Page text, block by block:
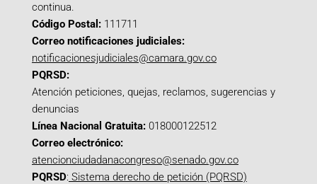
continua.
Código Postal: 111711
Correo notificaciones judiciales:
notificacionesjudiciales@camara.gov.co
PQRSD:
Atención peticiones, quejas, reclamos, sugerencias y
denuncias
Línea Nacional Gratuita: 018000122512
Correo electrónico:
atencionciudadanacongreso@senado.gov.co
PQRSD: Sistema derecho de petición (PQRSD)